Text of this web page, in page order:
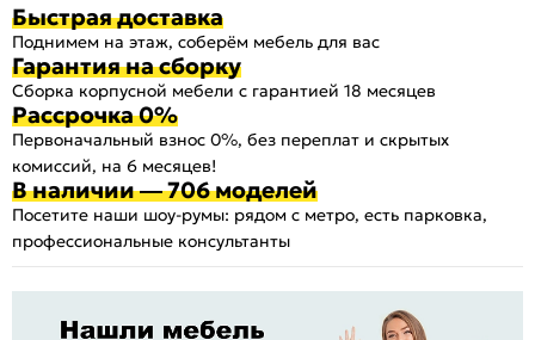
Быстрая доставка
Поднимем на этаж, соберём мебель для вас
Гарантия на сборку
Сборка корпусной мебели с гарантией 18 месяцев
Рассрочка 0%
Первоначальный взнос 0%, без переплат и скрытых
комиссий, на 6 месяцев!
В наличии — 706 моделей
Посетите наши шоу-румы: рядом с метро, есть парковка,
профессиональные консультанты